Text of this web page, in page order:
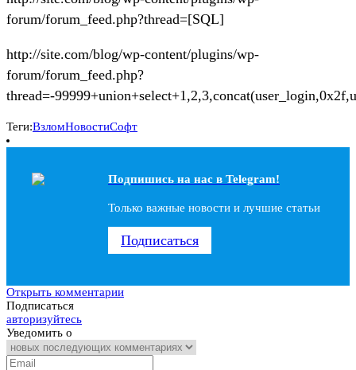
forum/forum_feed.php?thread=[SQL]
http://site.com/blog/wp-content/plugins/wp-
forum/forum_feed.php?
thread=-
Теги:ВзломНовостиСофт
Подпишись на наc в Telegram!
Только важные новости и лучшие статьи
Подписаться
Открыть комментарии
Подписаться
авторизуйтесь
Уведомить о